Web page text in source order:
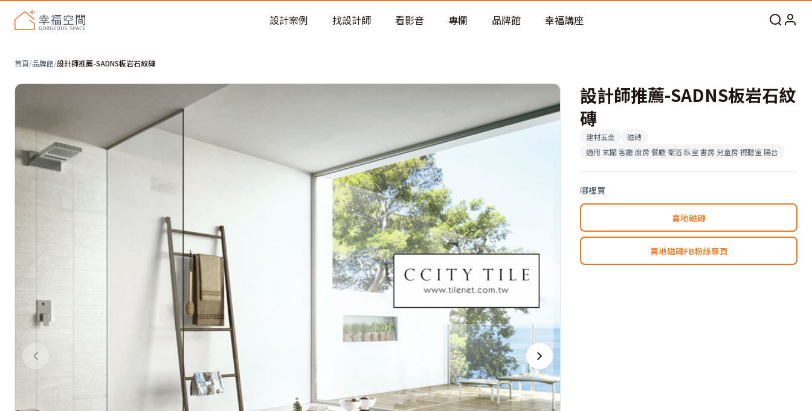
老屋預算分配與高 CP 值煥新術
設計案例 找設計師 看影音 專欄 品牌館 幸福講座
首頁/品牌館/設計師推薦-SADNS板岩石紋磚
設計師推薦-SADNS板岩石紋
磚
建材五金
磁磚
適用 玄關 客廳 廚房 餐廳 衛浴 臥室 書房 兒童房 視聽室 陽台
哪裡買
喜地磁磚
喜地磁磚FB粉絲專頁